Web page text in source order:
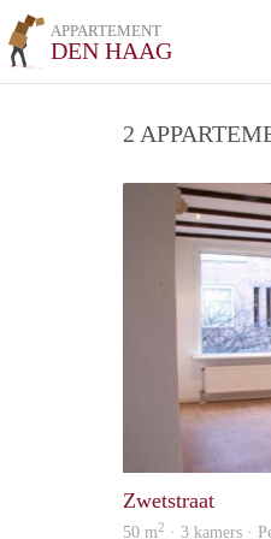
APPARTEMENT
DEN HAAG
2
Zwetstraat
50 m2 · 3 kamers ·